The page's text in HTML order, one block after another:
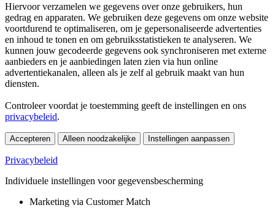
Hiervoor verzamelen we gegevens over onze gebruikers, hun
gedrag en apparaten. We gebruiken deze gegevens om onze website
voortdurend te optimaliseren, om je gepersonaliseerde advertenties
en inhoud te tonen en om gebruiksstatistieken te analyseren. We
kunnen jouw gecodeerde gegevens ook synchroniseren met externe
aanbieders en je aanbiedingen laten zien via hun online
advertentiekanalen, alleen als je zelf al gebruik maakt van hun
diensten.
Controleer voordat je toestemming geeft de instellingen en ons
privacybeleid.
Accepteren Alleen noodzakelijke Instellingen aanpassen
Privacybeleid
Individuele instellingen voor gegevensbescherming
Marketing via Customer Match